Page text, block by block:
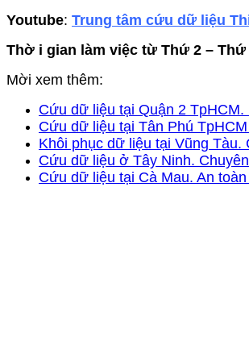
Youtube: Trung tâm cứu dữ liệu
Thờ i gian làm việc từ Thứ 2 – Thứ
Mời xem thêm:
Cứu dữ liệu tại Quận 2
Cứu dữ liệu tại Tân Phú
Khôi phục dữ liệu tại Vũng Tàu.
Cứu dữ liệu ở Tây Ninh.
Cứu dữ liệu tại Cà Mau. An